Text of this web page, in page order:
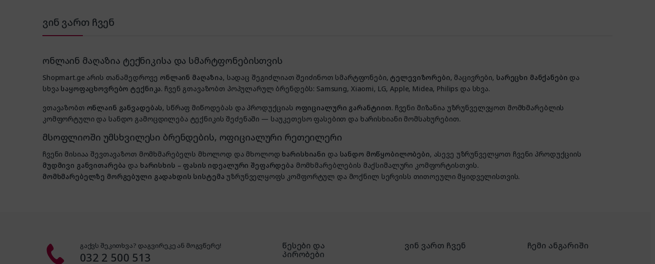
ვინ ვართ ჩვენ
ონლაინ მაღაზია ტექნიკისა და სმარტფონებისთვის
Shopmart.ge არის თანამედროვე ონლაინ მაღაზია, სადაც შეგიძლიათ შეიძინოთ სმარტფონები, ტელევიზორები, მაცივრები, სარეცხი მანქანები და
სხვა საყოფაცხოვრებო ტექნიკა. ჩვენ გთავაზობთ პოპულარულ ბრენდებს: Samsung, Xiaomi, LG, Apple, Midea, Philips და სხვა.
ვთავაზობთ ონლაინ განვადებას, სწრაფ მიწოდებას და პროდუქციას ოფიციალური გარანტიით. ჩვენი მიზანია უზრუნველვყოთ მომხმარებლის
კომფორტული და სანდო გამოცდილება ტექნიკის შეძენაში — საუკეთესო ფასებით და ხარისხიანი მომსახურებით.
მსოფლიოში უმსხვილესი ბრენდების, ოფიციალური რეთეილერი
ჩვენი მისიაა შევთავაზოთ მომხმარებელს მხოლოდ და მხოლოდ ხარისხიანი და სანდო მოწყობილობები, ასევე უზრუნველყოთ ჩვენი პროდუქციის
მუდმივი განვითარება და ხარისხის – ფასის იდეალური შეფარდება მომხმარებლების მაქსიმალური კომფორტისთვის.
მომხმარებელზე მორგებული გადახდის სისტემა უზრუნველყოფს კომფორტულ და მოქნილ სერვისს თითოეული მყიდველისთვის.
გაქვს შეკითხვა? დაგვირეკე ან მოგვწერე!
032 2 500 513
წესები და
პირობები
ვინ ვართ ჩვენ ჩემი ანგარიში